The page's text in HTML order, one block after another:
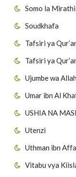
Somo la Mirathi
Soudkhafa
Tafsiri ya
Tafsiri ya
Ujumbe wa Allah
Umar ibn Al
USHIA NA
Utenzi
Uthman ibn
Vitabu vya